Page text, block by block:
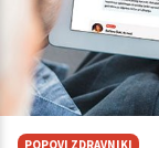
POPOVI ZDRAVNIKI